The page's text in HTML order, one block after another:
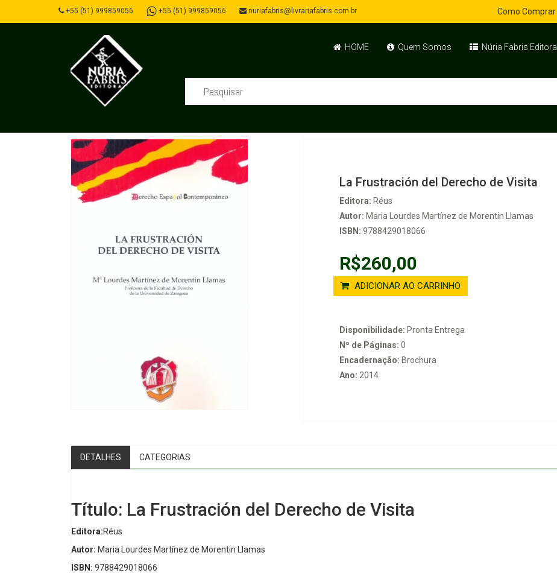
+55 (51) 999859056 +55 (51) 999859056 nuriafabris@livrariafabris.com.br Como Comprar
HOME Quem Somos Núria Fabris Editora
La Frustración del Derecho de Visita
Editora: Réus
Autor: Maria Lourdes Martínez de Morentin Llamas
ISBN: 9788429018066
R$260,00
ADICIONAR AO CARRINHO
Disponibilidade: Pronta Entrega
Nº de Páginas: 0
Encadernação: Brochura
Ano: 2014
DETALHES CATEGORIAS
Título: La Frustración del Derecho de Visita
Editora:Réus
Autor: Maria Lourdes Martínez de Morentin Llamas
ISBN: 9788429018066